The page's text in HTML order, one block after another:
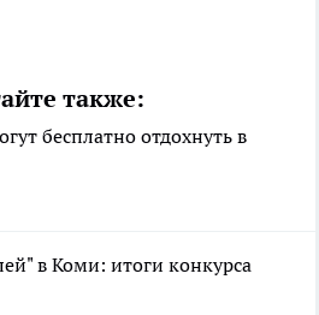
также:
бесплатно отдохнуть в
в Коми: итоги конкурса